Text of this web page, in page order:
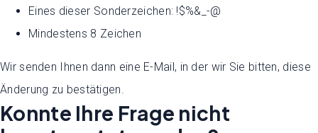
Eines dieser Sonderzeichen: !$%&_-@
Mindestens 8 Zeichen
Wir senden Ihnen dann eine E-Mail, in der wir Sie bitten, diese
Änderung zu bestätigen.
Konnte Ihre Frage nicht